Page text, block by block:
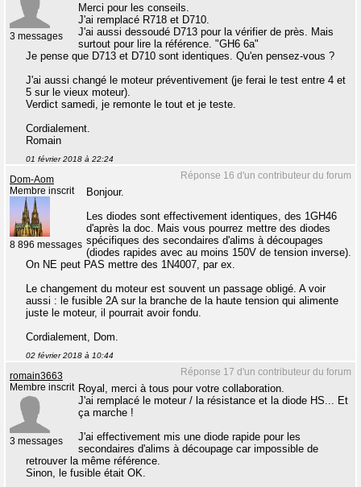
3 messages
Merci pour les conseils.
J'ai remplacé R718 et D710.
J'ai aussi dessoudé D713 pour la vérifier de près. Mais
surtout pour lire la référence. "GH6 6a"
Je pense que D713 et D710 sont identiques. Qu'en pensez-vous ?
J'ai aussi changé le moteur préventivement (je ferai le test entre 4 et
5 sur le vieux moteur).
Verdict samedi, je remonte le tout et je teste.
Cordialement.
Romain
01 février 2018 à 22:24
Réponse 16 d'un contributeur du forum
Dom-Aom
Membre inscrit
8 896 messages
Bonjour.
Les diodes sont effectivement identiques, des 1GH46
d'après la doc. Mais vous pourrez mettre des diodes
spécifiques des secondaires d'alims à découpages
(diodes rapides avec au moins 150V de tension inverse).
On NE peut PAS mettre des 1N4007, par ex.
Le changement du moteur est souvent un passage obligé. A voir
aussi : le fusible 2A sur la branche de la haute tension qui alimente
juste le moteur, il pourrait avoir fondu.
Cordialement, Dom.
02 février 2018 à 10:44
Réponse 17 d'un contributeur du forum
romain3663
Membre inscrit
3 messages
Royal, merci à tous pour votre collaboration.
J'ai remplacé le moteur / la résistance et la diode HS... Et
ça marche !
J'ai effectivement mis une diode rapide pour les
secondaires d'alims à découpage car impossible de
retrouver la même référence.
Sinon, le fusible était OK.